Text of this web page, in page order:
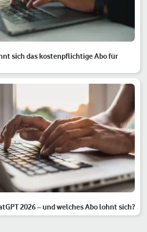
sich das kostenpflichtige Abo für
2026 – und welches Abo lohnt sich?